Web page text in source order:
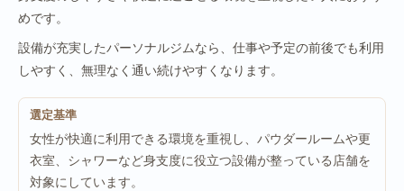
めです。
設備が充実したパーソナルジムなら、仕事や予定の前後でも利用
しやすく、無理なく通い続けやすくなります。
選定基準
女性が快適に利用できる環境を重視し、パウダールームや更
衣室、シャワーなど身支度に役立つ設備が整っている店舗を
対象にしています。